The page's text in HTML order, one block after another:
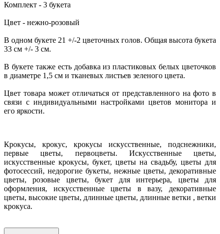
Комплект - 3 букета
Цвет - нежно-розовый
В одном букете 21 +/-2 цветочных голов. Общая высота букета
33 см +/- 3 см.
В букете также есть добавка из пластиковых белых цветочков
в диаметре 1,5 см и тканевых листьев зеленого цвета.
Цвет товара может отличаться от представленного на фото в
связи с индивидуальными настройками цветов монитора и
его яркости.
Крокусы, крокус, крокусы искусственные, подснежники,
первые цветы, первоцветы. Искусственные цветы,
искусственные крокусы, букет, цветы на свадьбу, цветы для
фотосессий, недорогие букеты, нежные цветы, декоративные
цветы, розовые цветы, букет для интерьера, цветы для
оформления, искусственные цветы в вазу, декоративные
цветы, высокие цветы, длинные цветы, длинные ветки , ветки
крокуса.